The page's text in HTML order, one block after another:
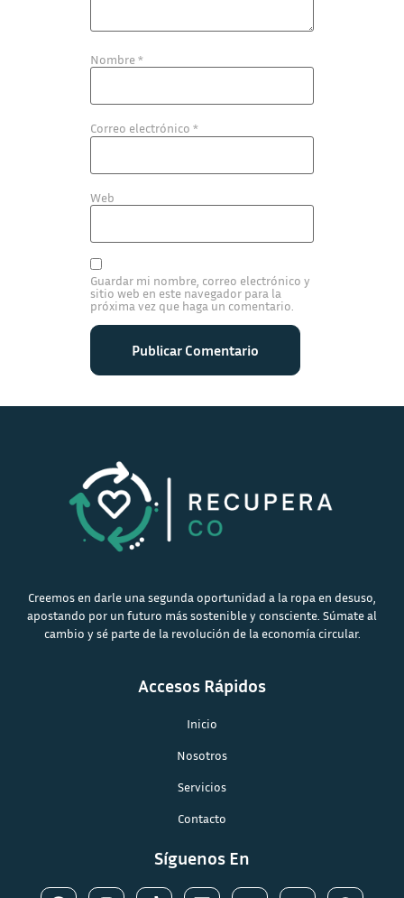
Nombre*
Correo electrónico *
Web
Guardar mi nombre, correo electrónico y
sitio web en este navegador para la
próxima vez que haga un comentario.
Creemos en darle una segunda oportunidad a la ropa en desuso,
apostando por un futuro más sostenible y consciente. Súmate al
cambio y sé parte de la revolución de la economía circular.
Accesos Rápidos
Inicio
Nosotros
Servicios
Contacto
Síguenos En